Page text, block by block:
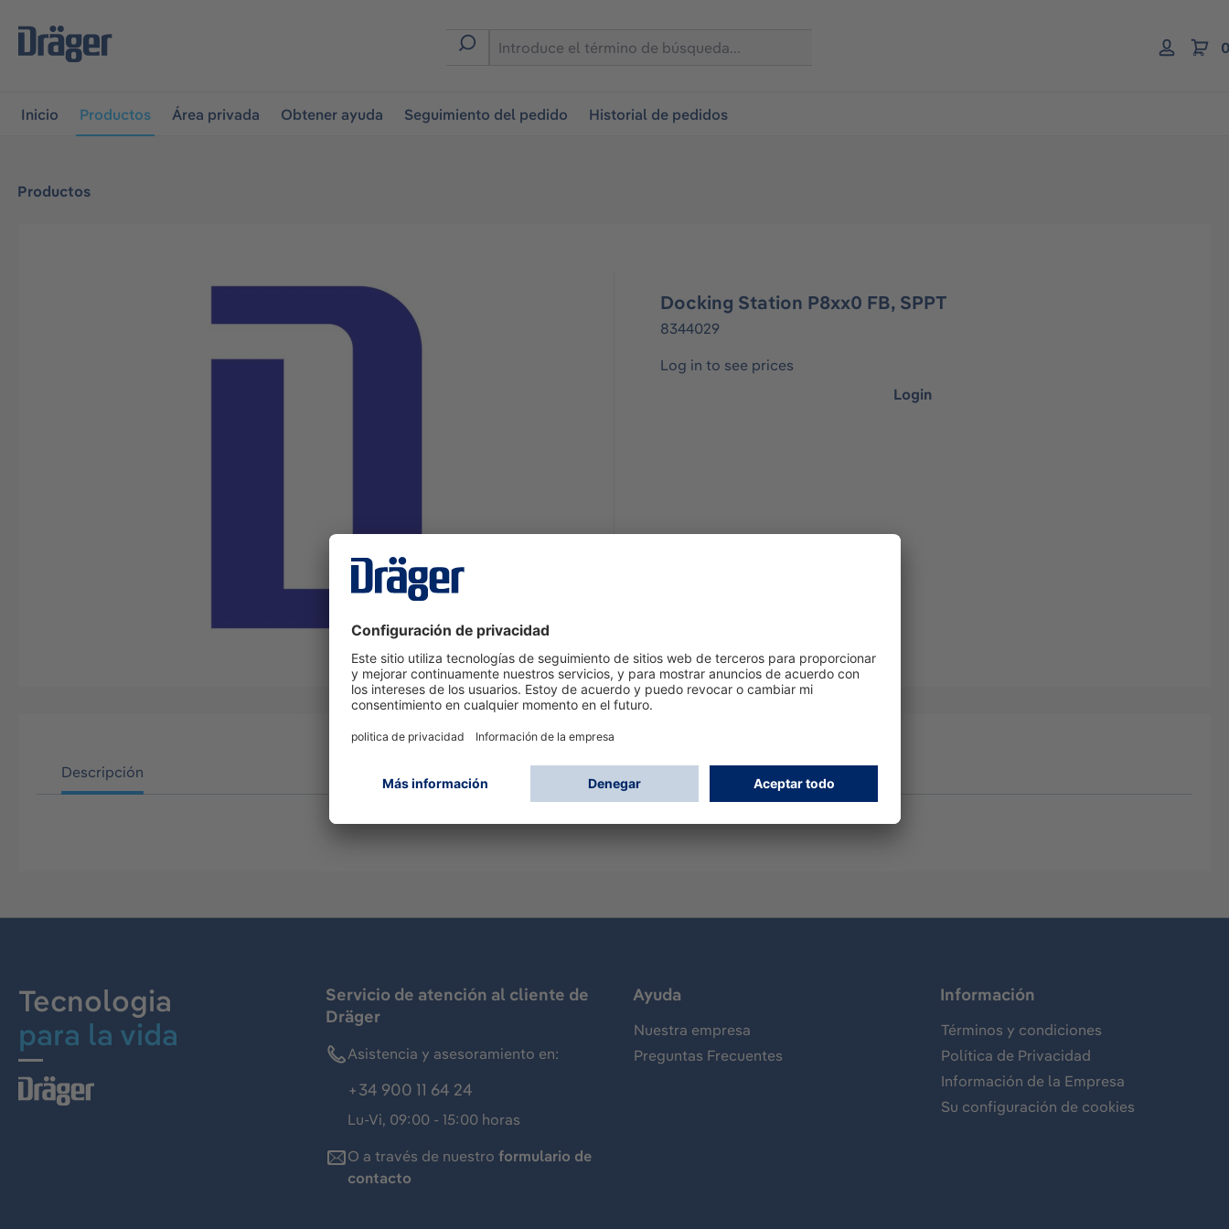
la navegación principal
Inicio Productos Área privada Obtener ayuda Seguimiento del pedido Historial de pedidos
Productos
Docking Station P8xx0 FB, SPPT
8344029
Log in to see prices
Login
Descripción
Tecnologia
para la vida
Servicio de atención al cliente de
Dräger
Asistencia y asesoramiento en:
+34 900 11 64 24
Lu-Vi, 09:00 - 15:00 horas
O a través de nuestro formulario de
contacto
Ayuda
Nuestra empresa
Preguntas Frecuentes
Información
Términos y condiciones
Política de Privacidad
Información de la Empresa
Su configuración de cookies